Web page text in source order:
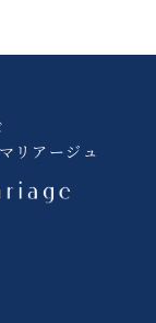
リアージュ